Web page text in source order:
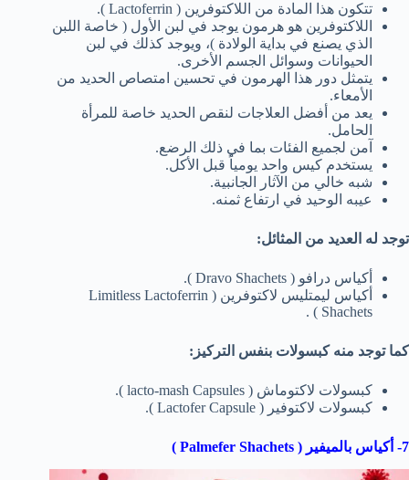
تتكون هذا المادة من اللاكتوفرين ( Lactoferrin ).
اللاكتوفرين هو هرمون يوجد في لبن الأول ( خاصة اللبن
الذي يصنع في بداية الولادة )، ويوجد كذلك في لبن
الحيوانات وسوائل الجسم الأخرى.
يتمثل دور هذا الهرمون في تحسين امتصاص الحديد من
الأمعاء.
يعد من أفضل العلاجات لنقص الحديد خاصة للمرأة
الحامل.
آمن لجميع الفئات بما في ذلك الرضع.
يستخدم كيس واحد يومياً قبل الأكل.
شبه خالي من الآثار الجانبية.
عيبه الوحيد في ارتفاع ثمنه.
توجد له العديد من المثائل:
أكياس درافو ( Dravo Shachets ).
أكياس ليمتليس لاكتوفرين ( Limitless Lactoferrin
Shachets ) .
كما توجد منه كبسولات بنفس التركيز:
كبسولات لاكتوماش ( lacto-mash Capsules ).
كبسولات لاكتوفير ( Lactofer Capsule ).
7- أكياس بالميفير ( Palmefer Shachets )